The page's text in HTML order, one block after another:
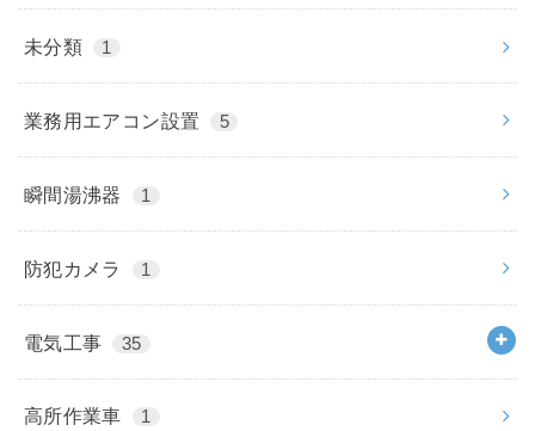
未分類 1
業務用エアコン設置 5
瞬間湯沸器 1
防犯カメラ 1
電気工事 35
高所作業車 1